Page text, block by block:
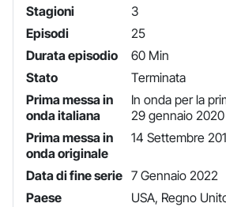
Stagioni
3
Episodi
25
Durata episodio
60 Min
Stato
Terminata
Prima messa in
onda italiana
In onda per la
29 gennaio
Prima messa in
onda originale
14 Settembre
Data di fine serie 7 Gennaio 2022
Paese
USA, Regno